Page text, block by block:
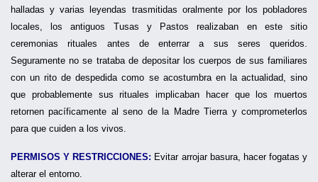
halladas y varias leyendas trasmitidas oralmente por los pobladores
locales, los antiguos Tusas y Pastos realizaban en este sitio
ceremonias rituales antes de enterrar a sus seres queridos.
Seguramente no se trataba de depositar los cuerpos de sus familiares
con un rito de despedida como se acostumbra en la actualidad, sino
que probablemente sus rituales implicaban hacer que los muertos
retornen pacíficamente al seno de la Madre Tierra y comprometerlos
para que cuiden a los vivos.
PERMISOS Y RESTRICCIONES: Evitar arrojar basura, hacer fogatas y
alterar el entorno.